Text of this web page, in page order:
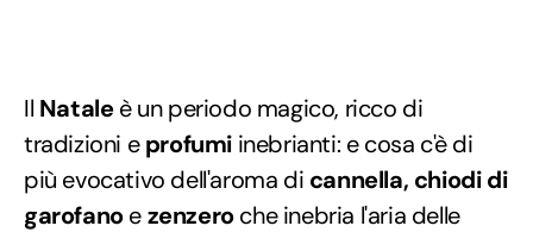
Il Nataleè un periodo magico, ricco di
tradizioni eprofumi inebrianti: e cosa c'è di
più evocativo dell'aroma di cannella, chiodi di
garofanoezenzeroche inebria l'aria delle